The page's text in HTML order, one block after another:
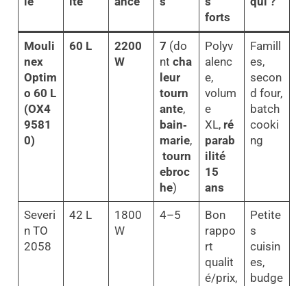
forts
Mouli
nex
Optim
o 60 L
(OX4
9581
0)
60 L
2200
W
7 (do
nt cha
leur
tourn
ante,
bain‑
marie,
tourn
ebroc
he)
Polyv
alenc
e,
volum
e
XL, ré
parab
ilité
15
ans
Famill
es,
secon
d four,
batch
cooki
ng
Severi
n TO
2058
42 L
1800
W
4–5
Bon
rappo
rt
qualit
é/prix,
Petite
s
cuisin
es,
budge